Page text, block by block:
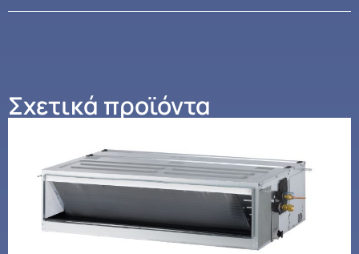
Σχετικά προϊόντα